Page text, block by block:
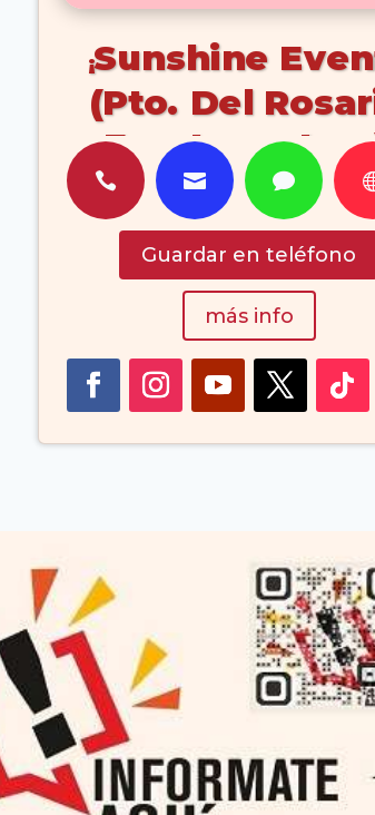
Sunshine
(Pto. Del
  
Guardar en teléfono
más info